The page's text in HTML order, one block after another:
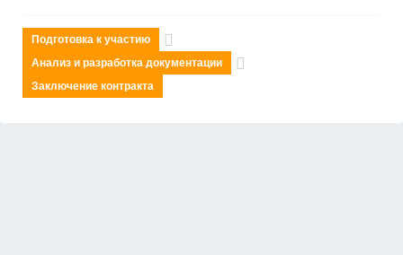
Подготовка к участию
Анализ и разработка документации
Заключение контракта